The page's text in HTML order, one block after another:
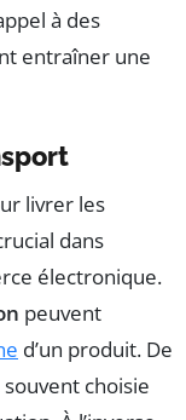
à des
entraîner une
livrer les
dans
électronique.
peuvent
d’un produit. De
choisie